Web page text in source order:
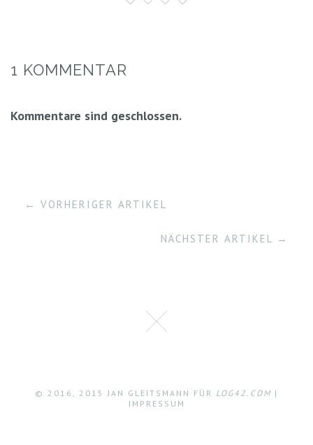
1 KOMMENTAR
Kommentare sind geschlossen.
← VORHERIGER ARTIKEL
NÄCHSTER ARTIKEL →
© 2016, 2015 JAN GLEITSMANN FÜR LOG42.COM |
IMPRESSUM